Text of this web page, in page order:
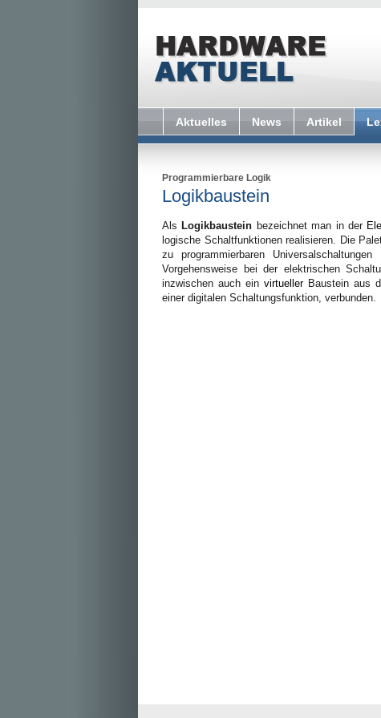
Aktuelles News Artikel
Programmierbare Logik
Logikbaustein
Als Logikbaustein bezeichnet man in der
logische Schaltfunktionen realisieren. Die
zu programmierbaren Universalschaltungen
Vorgehensweise bei der elektrischen
inzwischen auch ein virtuellerBaustein aus
einer digitalen Schaltungsfunktion, verbunden.